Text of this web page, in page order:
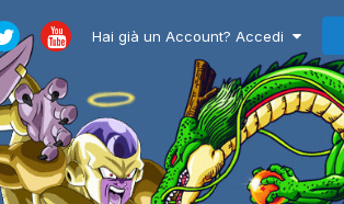
Hai già un Account? Accedi